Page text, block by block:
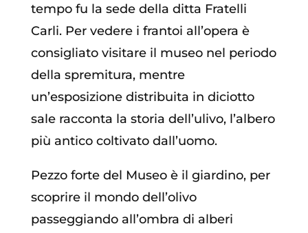
tempo fu la sede della ditta Fratelli
Carli. Per vedere i frantoi all’opera è
consigliato visitare il museo nel periodo
della spremitura, mentre
un’esposizione distribuita in diciotto
sale racconta la storia dell’ulivo, l’albero
più antico coltivato dall’uomo.
Pezzo forte del Museo è il giardino, per
scoprire il mondo dell’olivo
passeggiando all’ombra di alberi